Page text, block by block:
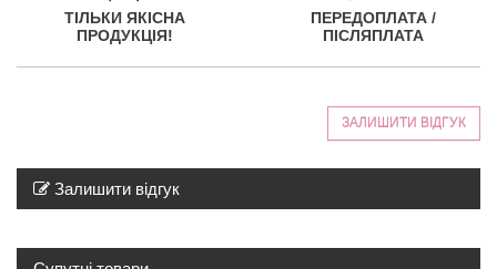
ТІЛЬКИ ЯКІСНА
ПРОДУКЦІЯ!
ПЕРЕДОПЛАТА /
ПІСЛЯПЛАТА
ЗАЛИШИТИ ВІДГУК
Залишити відгук